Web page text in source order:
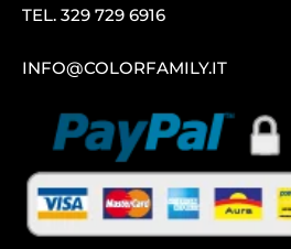
TEL. 329 729 6916
INFO@COLORFAMILY.IT